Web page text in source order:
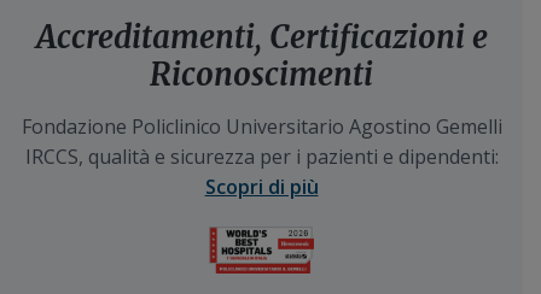
Accreditamenti, Certificazioni e
Riconoscimenti
Fondazione Policlinico Universitario Agostino Gemelli
IRCCS, qualità e sicurezza per i pazienti e dipendenti:
Scopri di più